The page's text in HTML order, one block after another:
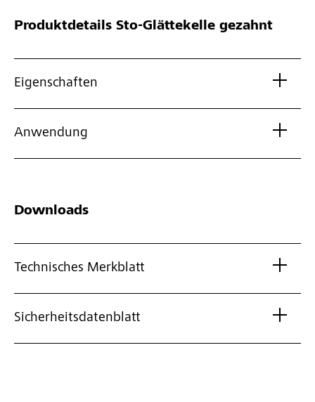
Produktdetails Sto-Glättekelle gezahnt
Eigenschaften
Anwendung
Downloads
Technisches Merkblatt
Sicherheitsdatenblatt